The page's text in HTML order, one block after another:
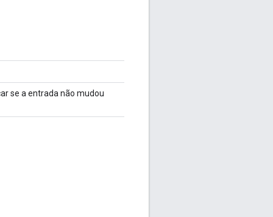
se a entrada não mudou